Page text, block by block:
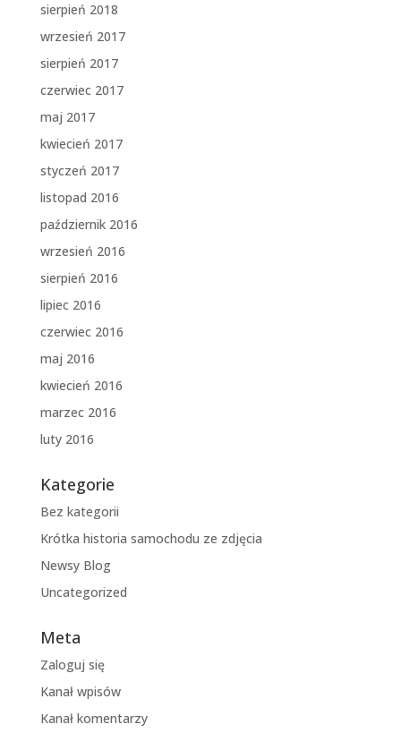
sierpień 2018
wrzesień 2017
sierpień 2017
czerwiec 2017
maj 2017
kwiecień 2017
styczeń 2017
listopad 2016
październik 2016
wrzesień 2016
sierpień 2016
lipiec 2016
czerwiec 2016
maj 2016
kwiecień 2016
marzec 2016
luty 2016
Kategorie
Bez kategorii
Krótka historia samochodu ze zdjęcia
Newsy Blog
Uncategorized
Meta
Zaloguj się
Kanał wpisów
Kanał komentarzy